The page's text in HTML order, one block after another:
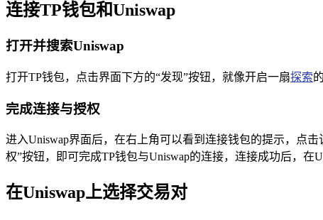
连接TP钱包和Uniswap
打开并搜索Uniswap
打开TP钱包，点击界面下方的“发现”按钮，就像开启一扇探索
完成连接与授权
进入Uniswap界面后，在右上角可以看到连接钱包的提示，点
权”按钮，即可完成TP钱包与Uniswap的连接，连接成功后，在
在Uniswap上选择交易对